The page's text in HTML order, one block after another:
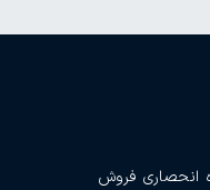
انحصاری فروش